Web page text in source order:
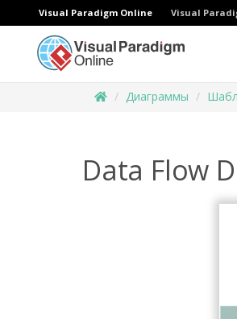
Visual Paradigm Online Visual
Диаграммы
Data Flow